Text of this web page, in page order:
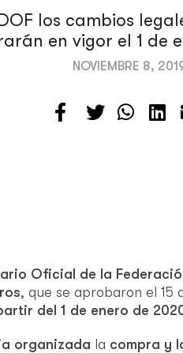
los cambios
en vigor el 1 de
NOVIEMBRE 8,
Oficial de la
, que se aprobaron el 15
del 1 de enero de
organizada la compra y